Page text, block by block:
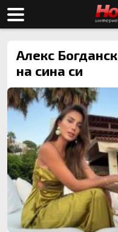
Алекс
на сина си